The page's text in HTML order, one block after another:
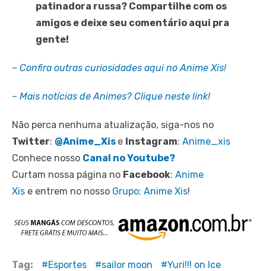
patinadora russa? Compartilhe com os
amigos e deixe seu comentário aqui pra
gente!
– Confira outras curiosidades aqui no Anime Xis!
– Mais notícias de Animes? Clique neste link!
Não perca nenhuma atualização, siga-nos no
Twitter: @Anime_Xis e Instagram: Anime_xis
Conhece nosso Canal no Youtube?
Curtam nossa página no Facebook: Anime
Xis e entrem no nosso Grupo: Anime Xis!
Tag: Esportes sailor moon Yuri!!! on Ice